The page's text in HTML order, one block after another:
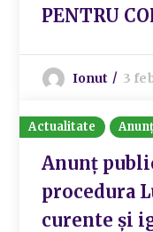
PENTRU
Ionut 3
Actualitate
Anunț
procedura
curente și